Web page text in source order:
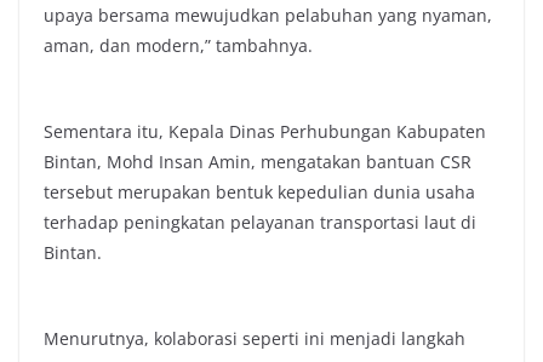
upaya bersama mewujudkan pelabuhan yang nyaman,
aman, dan modern,” tambahnya.
Sementara itu, Kepala Dinas Perhubungan Kabupaten
Bintan, Mohd Insan Amin, mengatakan bantuan CSR
tersebut merupakan bentuk kepedulian dunia usaha
terhadap peningkatan pelayanan transportasi laut di
Bintan.
Menurutnya, kolaborasi seperti ini menjadi langkah